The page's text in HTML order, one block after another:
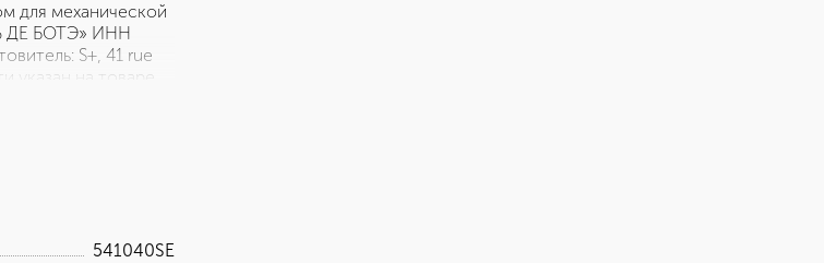
для механической
ДЕ БОТЭ» ИНН
S+, 41 rue
на товаре.
541040SE